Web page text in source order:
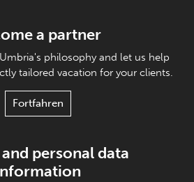
a partner
philosophy and let us help
tailored vacation for your clients.
Fortfahren
personal data